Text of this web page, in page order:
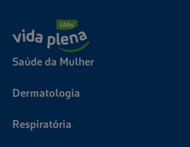
Saúde da Mulher
Dermatologia
Respiratória